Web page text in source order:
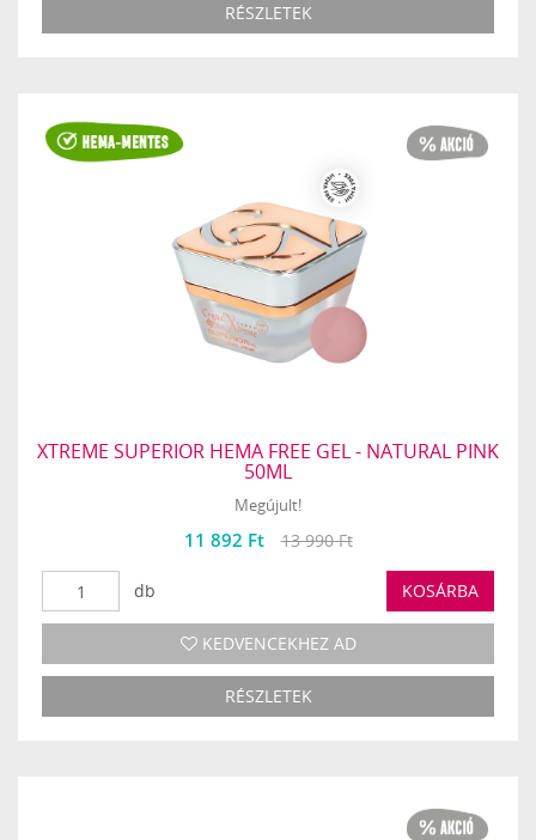
RÉSZLETEK
XTREME SUPERIOR HEMA FREE GEL - NATURAL PINK
50ML
Megújult!
11 892 Ft 13 990 Ft
db KOSÁRBA
KEDVENCEKHEZ AD
RÉSZLETEK